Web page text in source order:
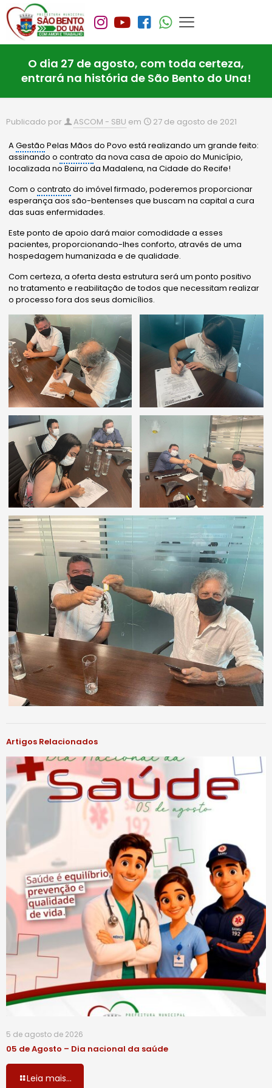
O dia 27 de agosto, com toda certeza,
entrará na história de São Bento do Una!
Publicado por ASCOM - SBU em 27 de agosto de 2021
AGestão Pelas Mãos do Povo está realizando um grande feito:
assinando ocontrato da nova casa de apoio do Município,
localizada no Bairro da Madalena, na Cidade do Recife!
Com ocontrato do imóvel firmado, poderemos proporcionar
esperança aos são-bentenses que buscam na capital a cura
das suas enfermidades.
Este ponto de apoio dará maior comodidade a esses
pacientes, proporcionando-lhes conforto, através de uma
hospedagem humanizada e de qualidade.
Com certeza, a oferta desta estrutura será um ponto positivo
no tratamento e reabilitação de todos que necessitam realizar
o processo fora dos seus domicílios.
Artigos Relacionados
5 de agosto de 2026
05 de Agosto – Dia nacional da saúde
Leia mais...